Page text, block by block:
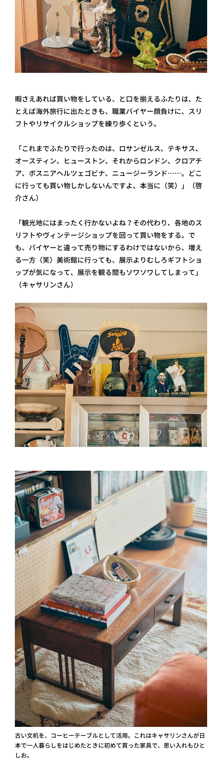
暇さえあれば買い物をしている、と口を揃えるふたりは、た
とえば海外旅行に出たときも、職業バイヤー顔負けに、スリ
フトやリサイクルショップを練り歩くという。
「これまでふたりで行ったのは、ロサンゼルス、テキサス、
オースティン、ヒューストン、それからロンドン、クロアチ
ア、ボスニアヘルツェゴビナ、ニュージーランド……。どこ
に行っても買い物しかしないんですよ、本当に（笑）」（啓
介さん）
「観光地にはまったく行かないよね？その代わり、各地のス
リフトやヴィンテージショップを回って買い物をする。で
も、バイヤーと違って売り物にするわけではないから、増え
る一方（笑）美術館に行っても、展示よりむしろギフトショ
ップが気になって、展示を観る間もソワソワしてしまって」
（キャサリンさん）
古い文机を、コーヒーテーブルとして活用。これはキャサリンさんが日
本で一人暮らしをはじめたときに初めて買った家具で、思い入れもひと
しお。